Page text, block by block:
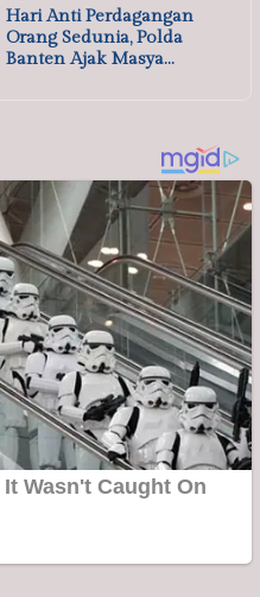
Hari Anti Perdagangan
Orang Sedunia, Polda
Banten Ajak Masya…